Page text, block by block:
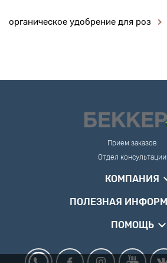
органическое удобрение для роз
Прием заказов
Отдел консультации
КОМПАНИЯ
ПОЛЕЗНАЯ
ПОМОЩЬ